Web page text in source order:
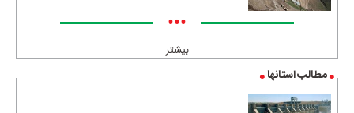
•••
بیشتر
مطالب استانها